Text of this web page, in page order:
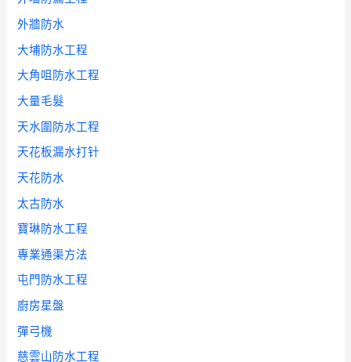
外牆防水
大埔防水工程
大角咀防水工程
大量毛髮
天水圍防水工程
天花板漏水打针
天花防水
太古防水
寶琳防水工程
專業通渠方法
屯門防水工程
廚房星盤
彈弓機
慈雲山防水工程